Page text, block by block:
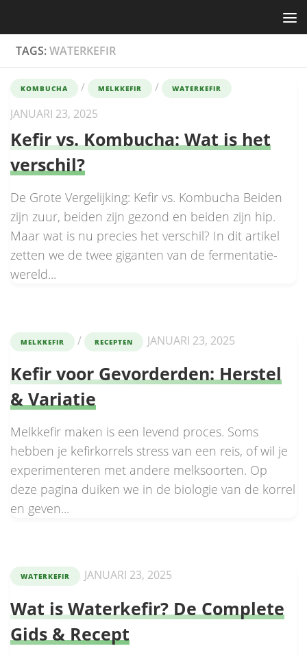
TAGS:WATERKEFIR
KOMBUCHA / MELKKEFIR / WATERKEFIR
JANUARI 23, 2025
Kefir vs. Kombucha: Wat is het
verschil?
De Grote Vergelijking: Kefir vs. Kombucha Beiden
zijn zuur, beiden zijn gezond en beiden zijn hip.
Maar wat is nu precies het verschil? In dit artikel
zetten we de twee giganten van de fermentatie-
wereld...
MELKKEFIR / RECEPTEN JANUARI 23, 2025
Kefir voor Gevorderden: Herstel
& Variatie
Melkkefir maken is een levend proces. Soms
hebben je kefirkorrels stress van een reis, of wil je
experimenteren met andere melksoorten. Op
deze pagina duiken we in de biologie van de korrel
en geven...
WATERKEFIR JANUARI 23, 2025
Wat is Waterkefir? De Complete
Gids & Recept